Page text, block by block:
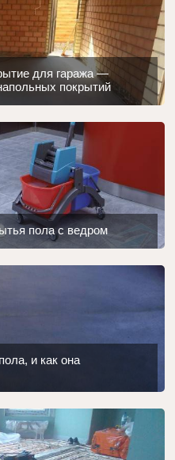
для гаража —
покрытий
пола с ведром
и как она